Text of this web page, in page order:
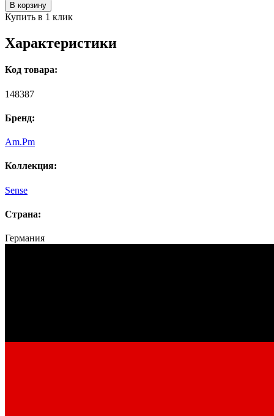
В корзину
Купить в 1 клик
Характеристики
Код товара:
148387
Бренд:
Am.Pm
Коллекция:
Sense
Страна:
Германия